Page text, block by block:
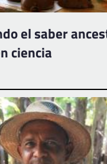
el saber
ciencia